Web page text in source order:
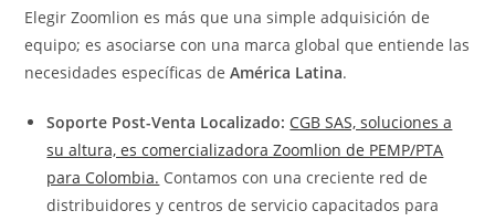
Elegir Zoomlion es más que una simple adquisición de
equipo; es asociarse con una marca global que entiende las
necesidades específicas deAmérica Latina.
Soporte Post-Venta Localizado: CGB SAS, soluciones a
su altura, es comercializadora Zoomlion de PEMP/PTA
para Colombia. Contamos con una creciente red de
distribuidores y centros de servicio capacitados para